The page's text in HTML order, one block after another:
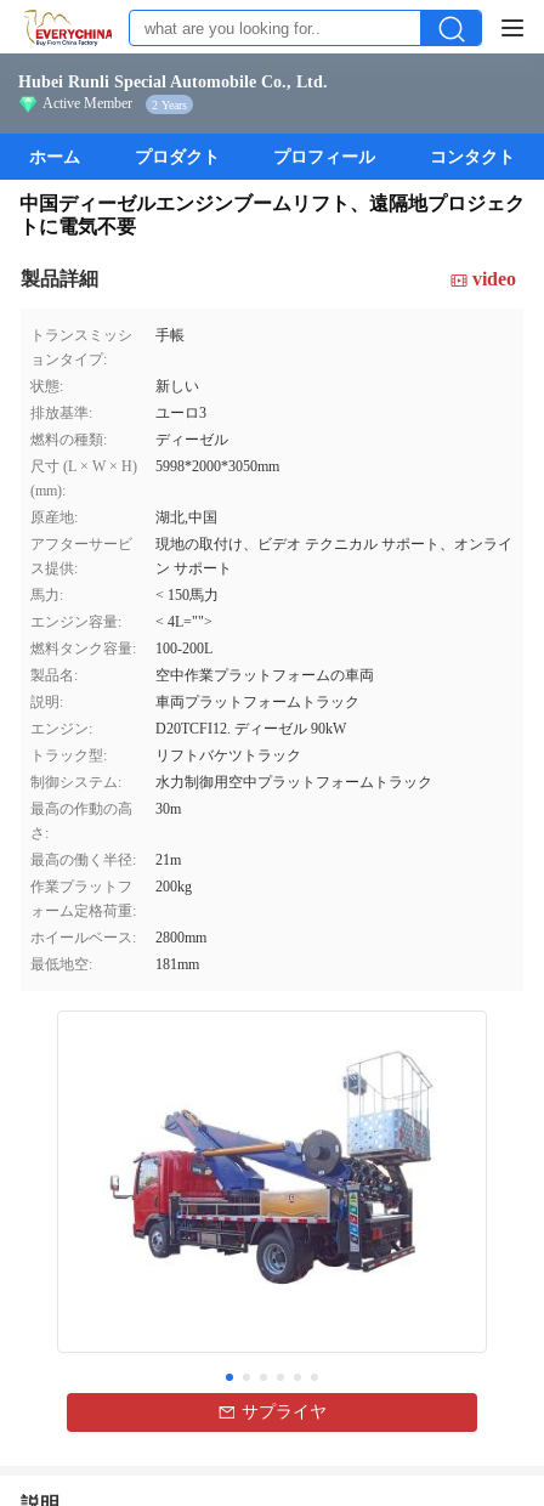
Hubei Runli Special Automobile Co., Ltd.
Active Member 2 Years
ホーム プロダクト プロフィール コンタクト
中国ディーゼルエンジンブームリフト、遠隔地プロジェク
トに電気不要
製品詳細 video
トランスミッシ
ョンタイプ:
手帳
状態:
新しい
排放基準:
ユーロ3
燃料の種類:
ディーゼル
尺寸 (L × W × H)
(mm):
5998*2000*3050mm
原産地:
湖北,中国
アフターサービ
ス提供:
現地の取付け、ビデオ テクニカル サポート、オンライ
ン サポート
馬力:
< 150馬力
エンジン容量:
< 4L="">
燃料タンク容量:
100-200L
製品名:
空中作業プラットフォームの車両
説明:
車両プラットフォームトラック
エンジン:
D20TCFI12. ディーゼル 90kW
トラック型:
リフトバケツトラック
制御システム:
水力制御用空中プラットフォームトラック
最高の作動の高
さ:
30m
最高の働く半径:
21m
作業プラットフ
ォーム定格荷重:
200kg
ホイールベース:
2800mm
最低地空:
181mm
サプライヤ